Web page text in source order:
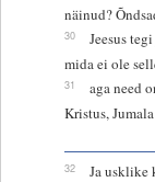
näinud?
30
Jeesus
mida ei ole
31
aga need
Kristus,
32
Ja usklike